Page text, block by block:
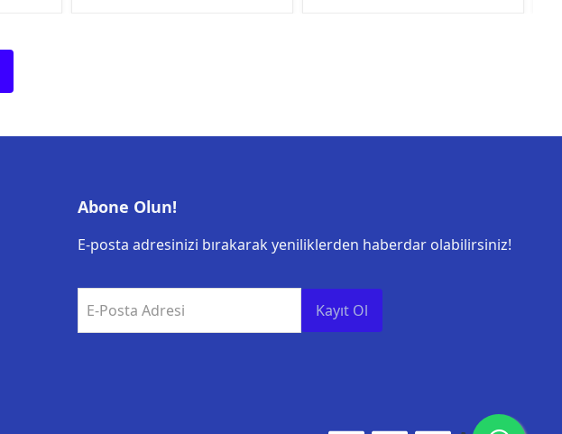
Abone Olun!
E-posta adresinizi bırakarak yeniliklerden haberdar olabilirsiniz!
E-Posta Adresi Kayıt Ol